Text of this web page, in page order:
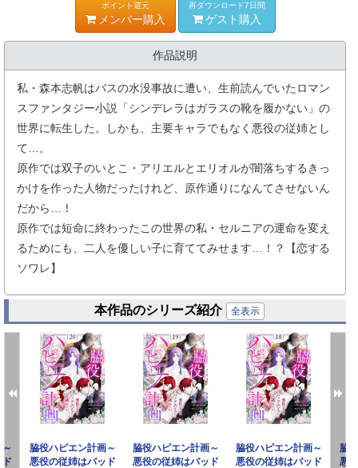
ポイント還元
メンバー購入
再ダウンロード7日間
ゲスト購入
作品説明
私・森本志帆はバスの水没事故に遭い、生前読んでいたロマン
スファンタジー小説「シンデレラはガラスの靴を履かない」の
世界に転生した。しかも、主要キャラでもなく悪役の従姉とし
て…。
原作では双子のいとこ・アリエルとエリオルが闇落ちするきっ
かけを作った人物だったけれど、原作通りになんてさせないん
だから…！
原作では短命に終わったこの世界の私・セルニアの運命を変え
るためにも、二人を優しい子に育ててみせます…！？【恋する
ソワレ】
本作品のシリーズ紹介 全表示
ド
脇役ハピエン計画～
悪役の従姉はバッド
脇役ハピエン計画～
悪役の従姉はバッド
脇役ハピエン計画～
悪役の従姉はバッド
脇
悪